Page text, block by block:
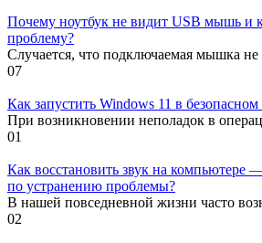
Почему ноутбук не видит USB мышь и
проблему?
Случается, что подключаемая мышка не
07
Как запустить Windows 11 в
При возникновении неполадок в
01
Как восстановить звук на компьютере
по устранению проблемы?
В нашей повседневной жизни часто
02